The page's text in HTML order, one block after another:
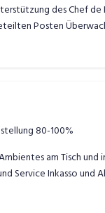
des Chef
Posten
80-100%
am Tisch
Service Inkasso und